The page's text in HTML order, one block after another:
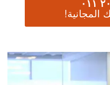
المجانية!